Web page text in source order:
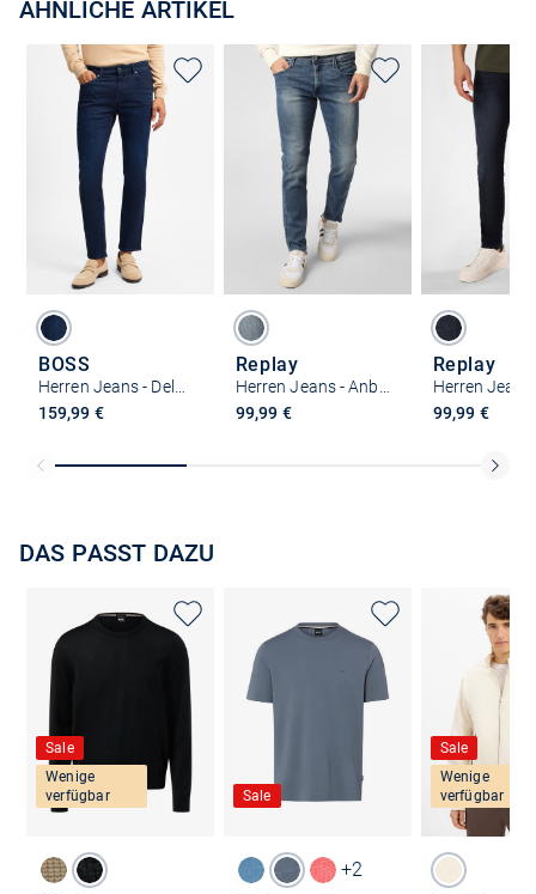
ÄHNLICHE ARTIKEL
BOSS
159,99 €
Replay
99,99 €
Replay
99,99 €
DAS PASST DAZU
Sale
Wenige
verfügbar
Sale
+2
Sale
Wenige
verfügbar